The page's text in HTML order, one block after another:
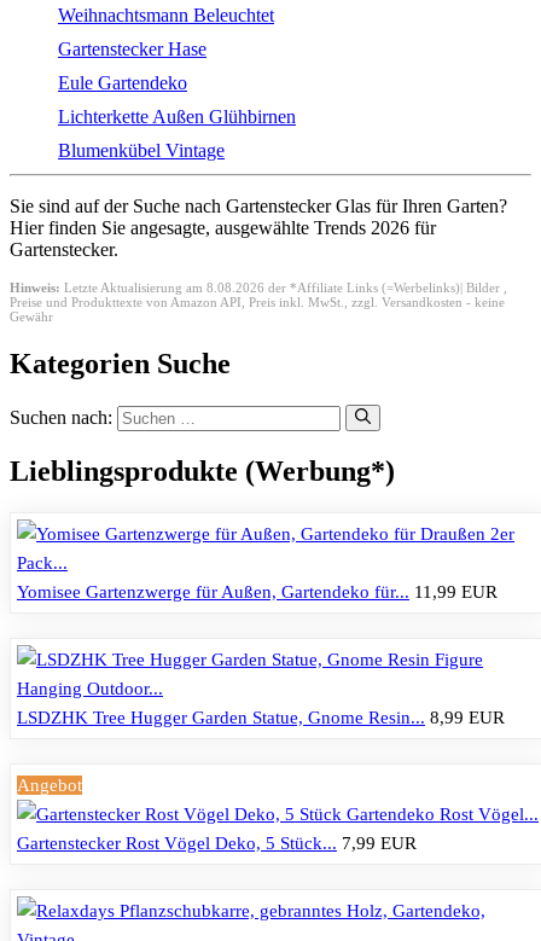
Weihnachtsmann Beleuchtet
Gartenstecker Hase
Eule Gartendeko
Lichterkette Außen Glühbirnen
Blumenkübel Vintage
Sie sind auf der Suche nach Gartenstecker Glas für Ihren Garten?
Hier finden Sie angesagte, ausgewählte Trends 2026 für
Gartenstecker.
Hinweis: Letzte Aktualisierung am 8.08.2026 der *Affiliate Links (=Werbelinks)| Bilder ,
Preise und Produkttexte von Amazon API, Preis inkl. MwSt., zzgl. Versandkosten - keine
Gewähr
Kategorien Suche
Suchen nach:
Lieblingsprodukte (Werbung*)
Yomisee Gartenzwerge für Außen, Gartendeko für... 11,99 EUR
LSDZHK Tree Hugger Garden Statue, Gnome Resin... 8,99 EUR
Angebot
Gartenstecker Rost Vögel Deko, 5 Stück... 7,99 EUR